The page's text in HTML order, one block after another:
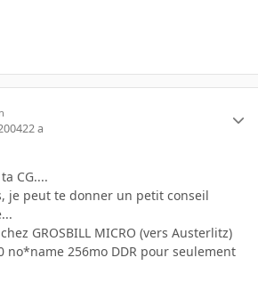
22 a
CG....
je peut te donner un petit conseil
GROSBILL MICRO (vers Austerlitz)
no*name 256mo DDR pour seulement